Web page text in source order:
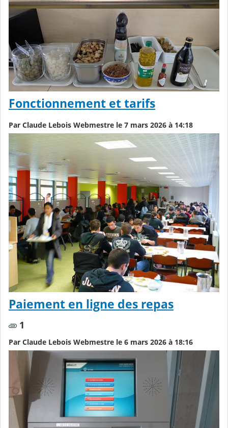
Fonctionnement et tarifs
Par Claude Lebois Webmestre le 7 mars 2026 à 14:18
Paiement en ligne des repas
1
Par Claude Lebois Webmestre le 6 mars 2026 à 18:16